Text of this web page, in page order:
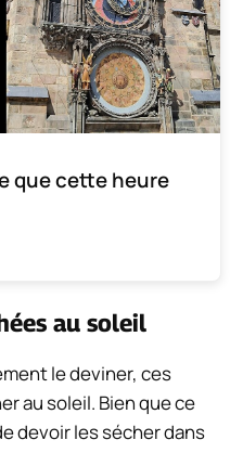
que cette heure
au soleil
le deviner, ces
au soleil. Bien que ce
devoir les sécher dans